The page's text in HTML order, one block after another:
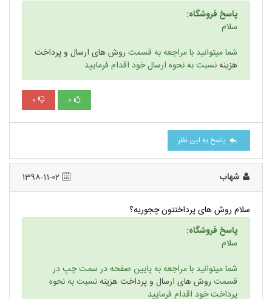
پاسخ فروشگاه:
سلام
شما میتوانید با مراجعه به قسمت روش های ارسال و پرداخت
هزینهنسبت به نحوه ارسال خود اقدام فرمایید
0
0
پاسخ به این نظر
شهاب
سلام روش های پرداختتون چجوریه؟
پاسخ فروشگاه:
سلام
شما میتوانید با مراجعه به پایین صفحه در سمت چپ در
قسمت روش های ارسال و پرداخت هزینهنسبت به نحوه
پرداخت خود اقدام فرمایید